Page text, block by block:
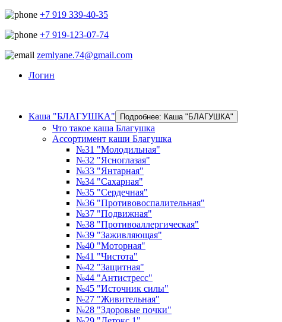
+7 919 339-40-35
+7 919-123-07-74
zemlyane.74@gmail.com
Логин
Каша "БЛАГУШКА" Подробнее: Каша "БЛАГУШКА"
Что такое каша Благушка
Ассортимент каши Благушка
№31 "Молодильная"
№32 "Ясноглазая"
№33 "Янтарная"
№34 "Сахарная"
№35 "Сердечная"
№36 "Противовоспалительная"
№37 "Подвижная"
№38 "Противоаллергическая"
№39 "Заживляющая"
№40 "Моторная"
№41 "Чистота"
№42 "Защитная"
№44 "Антистресс"
№45 "Источник силы"
№27 "Живительная"
№28 "Здоровые почки"